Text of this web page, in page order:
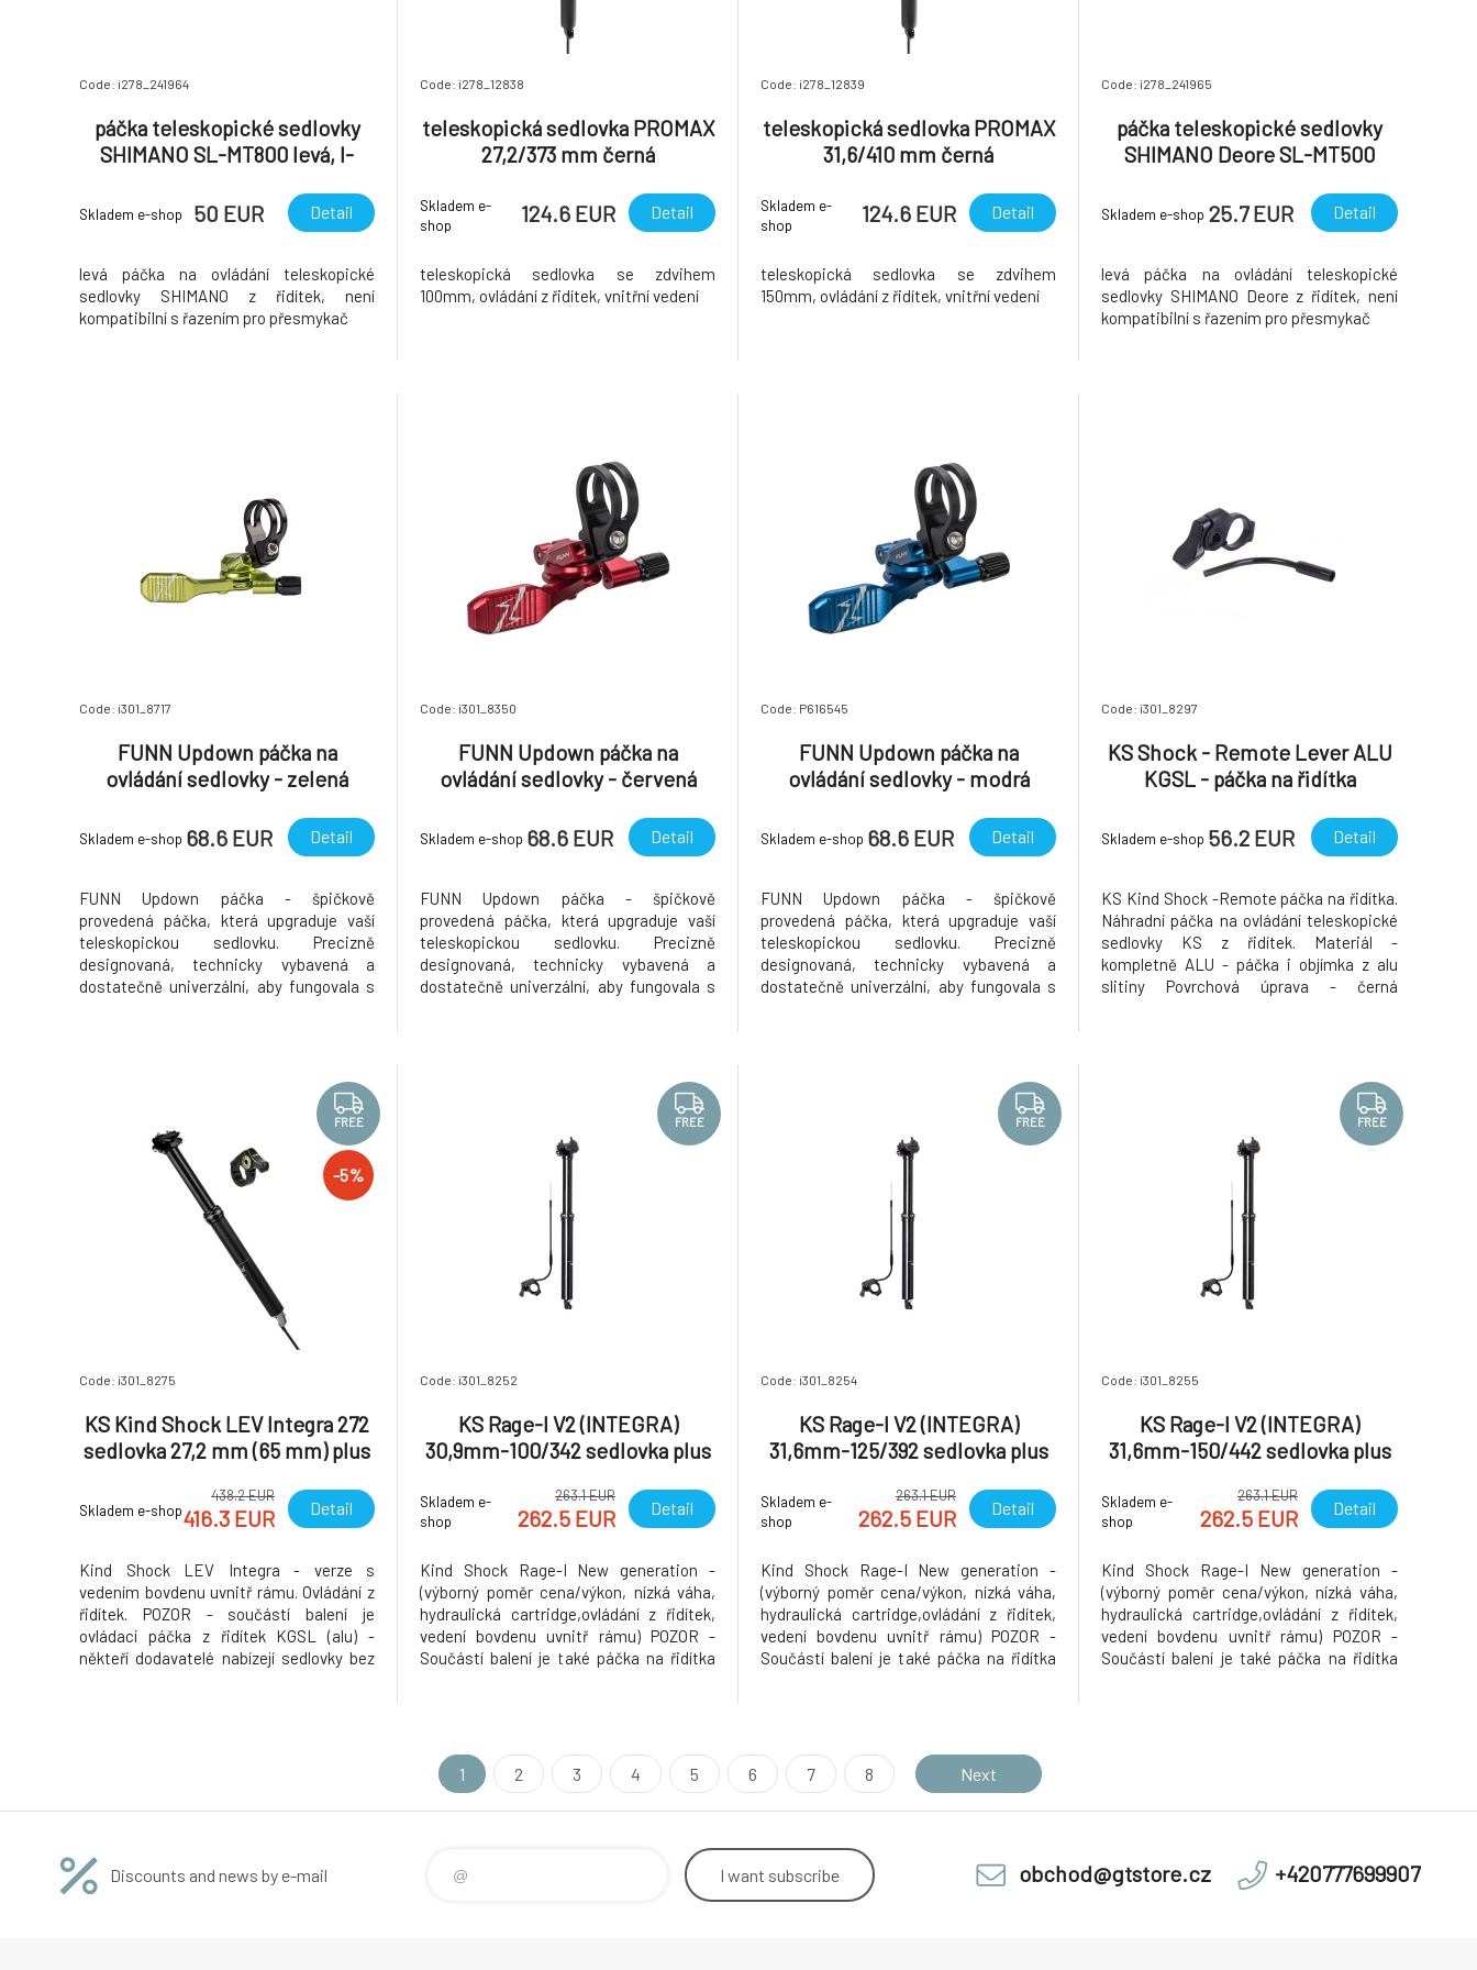
Code: i278_241964
páčka teleskopické sedlovky
SHIMANO SL-MT800 levá, I-
Skladem e-shop 50 EUR Detail
levá páčka na ovládání teleskopické
sedlovky SHIMANO z řidítek, není
kompatibilní s řazením pro přesmykač
Code: i278_12838
teleskopická sedlovka PROMAX
27,2/373 mm černá
Skladem e-
shop
124.6 EUR Detail
teleskopická sedlovka se zdvihem
100mm, ovládání z řidítek, vnitřní vedení
Code: i278_12839
teleskopická sedlovka PROMAX
31,6/410 mm černá
Skladem e-
shop
124.6 EUR Detail
teleskopická sedlovka se zdvihem
150mm, ovládání z řidítek, vnitřní vedení
Code: i278_241965
páčka teleskopické sedlovky
SHIMANO Deore SL-MT500
Skladem e-shop 25.7 EUR Detail
levá páčka na ovládání teleskopické
sedlovky SHIMANO Deore z řidítek, není
kompatibilní s řazením pro přesmykač
Code: i301_8717
FUNN Updown páčka na
ovládání sedlovky - zelená
Skladem e-shop 68.6 EUR Detail
FUNN Updown páčka - špičkově
provedená páčka, která upgraduje vaší
teleskopickou sedlovku. Precizně
designovaná, technicky vybavená a
dostatečně univerzální, aby fungovala s
Code: i301_8350
FUNN Updown páčka na
ovládání sedlovky - červená
Skladem e-shop 68.6 EUR Detail
FUNN Updown páčka - špičkově
provedená páčka, která upgraduje vaší
teleskopickou sedlovku. Precizně
designovaná, technicky vybavená a
dostatečně univerzální, aby fungovala s
Code: P616545
FUNN Updown páčka na
ovládání sedlovky - modrá
Skladem e-shop 68.6 EUR Detail
FUNN Updown páčka - špičkově
provedená páčka, která upgraduje vaší
teleskopickou sedlovku. Precizně
designovaná, technicky vybavená a
dostatečně univerzální, aby fungovala s
Code: i301_8297
KS Shock - Remote Lever ALU
KGSL - páčka na řidítka
Skladem e-shop 56.2 EUR Detail
KS Kind Shock -Remote páčka na řidítka.
Náhradní páčka na ovládání teleskopické
sedlovky KS z řidítek. Materiál -
kompletně ALU - páčka i objímka z alu
slitiny Povrchová úprava - černá
FREE
-5%
Code: i301_8275
KS Kind Shock LEV Integra 272
sedlovka 27,2 mm (65 mm) plus
Skladem e-shop
438.2 EUR
416.3 EUR Detail
Kind Shock LEV Integra - verze s
vedením bovdenu uvnitř rámu. Ovládání z
řidítek. POZOR - součástí balení je
ovládací páčka z řidítek KGSL (alu) -
někteří dodavatelé nabízejí sedlovky bez
FREE
Code: i301_8252
KS Rage-I V2 (INTEGRA)
30,9mm-100/342 sedlovka plus
Skladem e-
shop
263.1 EUR
262.5 EUR Detail
Kind Shock Rage-I New generation -
(výborný poměr cena/výkon, nízká váha,
hydraulická cartridge,ovládání z řidítek,
vedení bovdenu uvnitř rámu) POZOR -
Součástí balení je také páčka na řidítka
FREE
Code: i301_8254
KS Rage-I V2 (INTEGRA)
31,6mm-125/392 sedlovka plus
Skladem e-
shop
263.1 EUR
262.5 EUR Detail
Kind Shock Rage-I New generation -
(výborný poměr cena/výkon, nízká váha,
hydraulická cartridge,ovládání z řidítek,
vedení bovdenu uvnitř rámu) POZOR -
Součástí balení je také páčka na řidítka
FREE
Code: i301_8255
KS Rage-I V2 (INTEGRA)
31,6mm-150/442 sedlovka plus
Skladem e-
shop
263.1 EUR
262.5 EUR Detail
Kind Shock Rage-I New generation -
(výborný poměr cena/výkon, nízká váha,
hydraulická cartridge,ovládání z řidítek,
vedení bovdenu uvnitř rámu) POZOR -
Součástí balení je také páčka na řidítka
1 2 3 4 5 6 7 8 Next
Discounts and news by e-mail I want subscribe obchod@gtstore.cz +420777699907